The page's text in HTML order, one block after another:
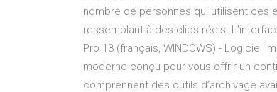
nombre de personnes qui utilisent ces
ressemblant à des clips réels.
Pro 13 (français, WINDOWS) - Logiciel
moderne conçu pour vous offrir un
comprennent des outils d’archivage